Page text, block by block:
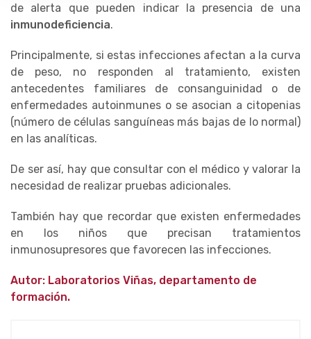
de alerta que pueden indicar la presencia de una
inmunodeficiencia.
Principalmente, si estas infecciones afectan a la curva
de peso, no responden al tratamiento, existen
antecedentes familiares de consanguinidad o de
enfermedades autoinmunes o se asocian a citopenias
(número de células sanguíneas más bajas de lo normal)
en las analíticas.
De ser así, hay que consultar con el médico y valorar la
necesidad de realizar pruebas adicionales.
También hay que recordar que existen enfermedades
en los niños que precisan tratamientos
inmunosupresores que favorecen las infecciones.
Autor: Laboratorios Viñas, departamento de
formación.